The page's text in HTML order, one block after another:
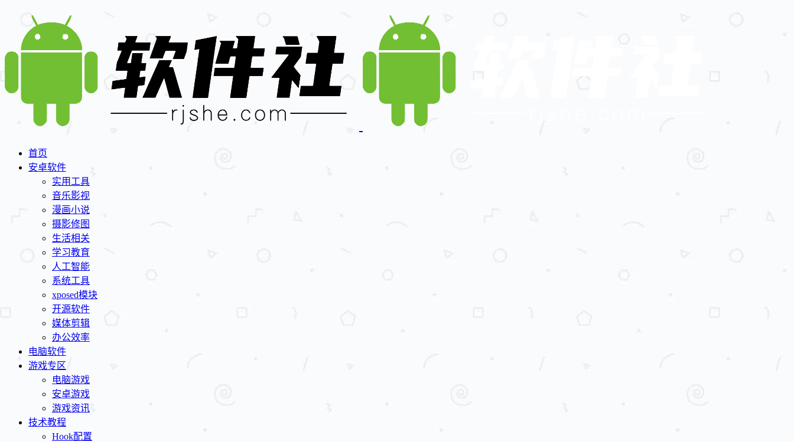
首页
安卓软件
实用工具
音乐影视
漫画小说
摄影修图
生活相关
学习教育
人工智能
系统工具
xposed模块
开源软件
媒体剪辑
办公效率
电脑软件
游戏专区
电脑游戏
安卓游戏
游戏资讯
技术教程
Hook配置